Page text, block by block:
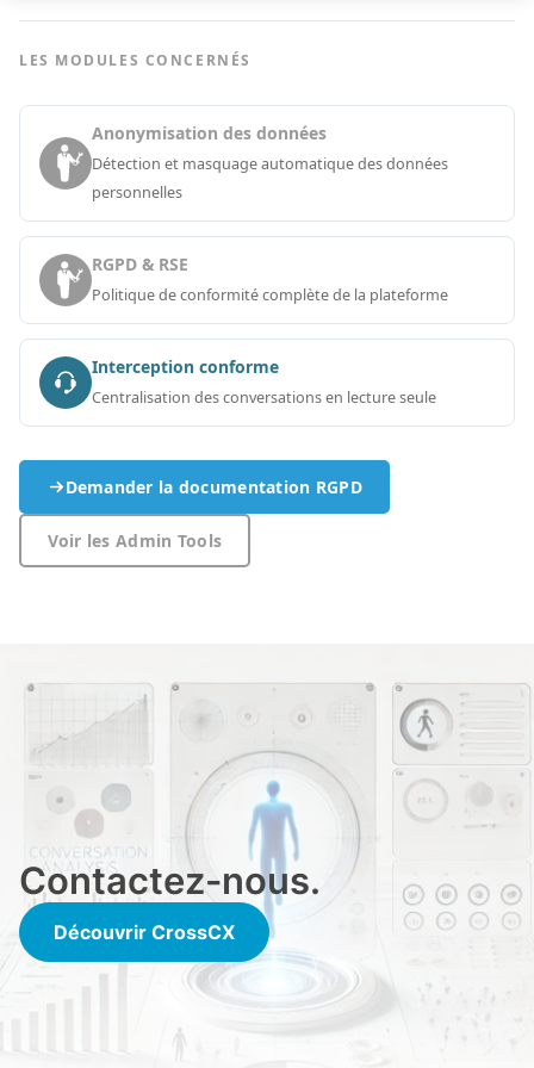
LES MODULES CONCERNÉS
Anonymisation des données
Détection et masquage automatique des données
personnelles
RGPD & RSE
Politique de conformité complète de la plateforme
Interception conforme
Centralisation des conversations en lecture seule
Demander la documentation RGPD
Voir les Admin Tools
Contactez-nous.
Découvrir CrossCX